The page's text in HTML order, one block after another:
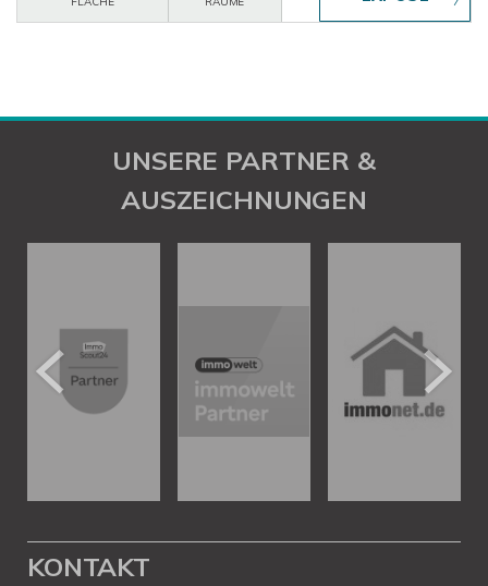
UNSERE PARTNER &
AUSZEICHNUNGEN
KONTAKT